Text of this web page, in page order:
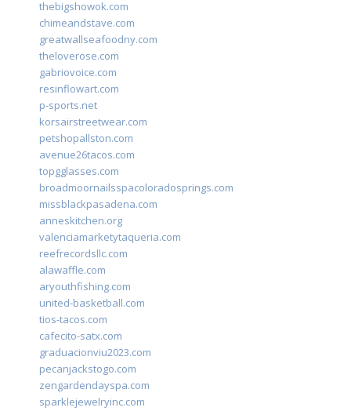
thebigshowok.com
chimeandstave.com
greatwallseafoodny.com
theloverose.com
gabriovoice.com
resinflowart.com
p-sports.net
korsairstreetwear.com
petshopallston.com
avenue26tacos.com
topgglasses.com
broadmoornailsspacoloradosprings.com
missblackpasadena.com
anneskitchen.org
valenciamarketytaqueria.com
reefrecordsllc.com
alawaffle.com
aryouthfishing.com
united-basketball.com
tios-tacos.com
cafecito-satx.com
graduacionviu2023.com
pecanjackstogo.com
zengardendayspa.com
sparklejewelryinc.com